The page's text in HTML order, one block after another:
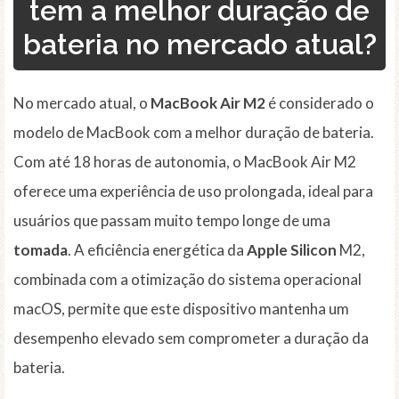
tem a melhor duração de
bateria no mercado atual?
No mercado atual, o MacBook Air M2é considerado o
modelo de MacBook com a melhor duração de bateria.
Com até 18 horas de autonomia, o MacBook Air M2
oferece uma experiência de uso prolongada, ideal para
usuários que passam muito tempo longe de uma
tomada. A eficiência energética daApple Silicon M2,
combinada com a otimização do sistema operacional
macOS, permite que este dispositivo mantenha um
desempenho elevado sem comprometer a duração da
bateria.